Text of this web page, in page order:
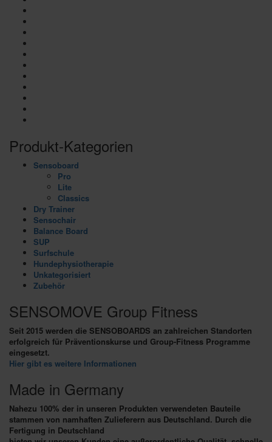
Produkt-Kategorien
Sensoboard
Pro
Lite
Classics
Dry Trainer
Sensochair
Balance Board
SUP
Surfschule
Hundephysiotherapie
Unkategorisiert
Zubehör
SENSOMOVE Group Fitness
Seit 2015 werden die SENSOBOARDS an zahlreichen Standorten
erfolgreich für Präventionskurse und Group-Fitness Programme
eingesetzt.
Hier gibt es weitere Informationen
Made in Germany
Nahezu 100% der in unseren Produkten verwendeten Bauteile
stammen von namhaften Zulieferern aus Deutschland. Durch die
Fertigung in Deutschland